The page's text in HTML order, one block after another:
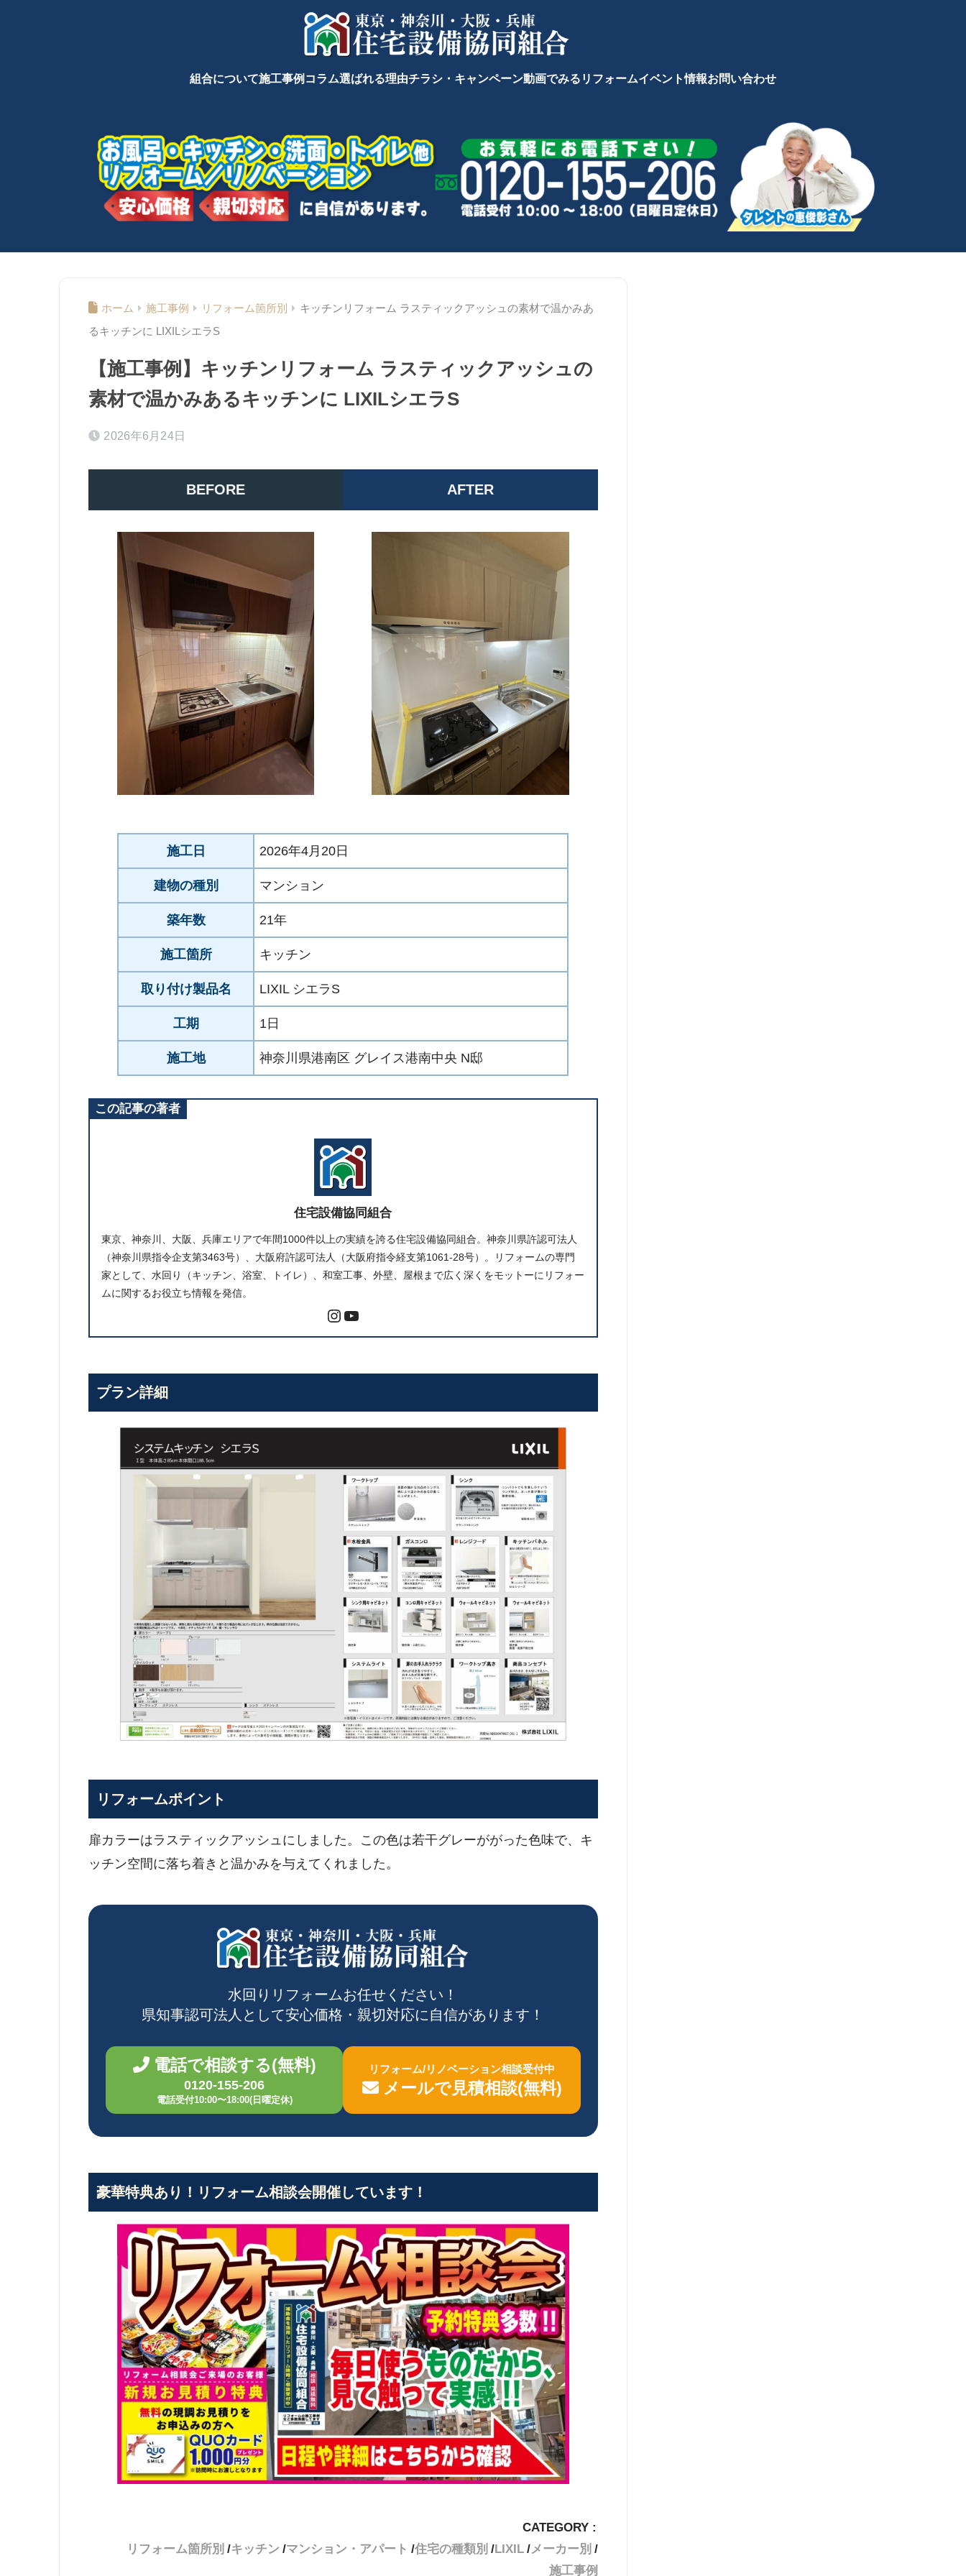
組合について施工事例 コラム選ばれる理由チラシ・キャンペーン動画でみるリフォームイベント情報お問い合わせ
ホーム 施工事例 リフォーム箇所別
キッチンリフォーム ラスティックアッシュの素材で温かみあ
るキッチンに LIXILシエラS
【施工事例】キッチンリフォーム ラスティックアッシュの
素材で温かみあるキッチンに LIXILシエラS
2026年6月24日
BEFORE AFTER
施工日 2026年4月20日
建物の種別 マンション
築年数 21年
施工箇所 キッチン
取り付け製品名 LIXIL シエラS
工期 1日
施工地 神奈川県港南区 グレイス港南中央 N邸
この記事の著者
住宅設備協同組合
東京、神奈川、大阪、兵庫エリアで年間1000件以上の実績を誇る住宅設備協同組合。神奈川県許認可法人
（神奈川県指令企支第3463号）、大阪府許認可法人（大阪府指令経支第1061-28号）。リフォームの専門
家として、水回り（キッチン、浴室、トイレ）、和室工事、外壁、屋根まで広く深くをモットーにリフォー
ムに関するお役立ち情報を発信。
プラン詳細
リフォームポイント
扉カラーはラスティックアッシュにしました。この色は若干グレーががった色味で、キ
ッチン空間に落ち着きと温かみを与えてくれました。
水回りリフォームお任せください！
県知事認可法人として安心価格・親切対応に自信があります！
電話で相談する(無料)
0120-155-206
電話受付10:00〜18:00(日曜定休)
リフォーム/リノベーション相談受付中
メールで見積相談(無料)
豪華特典あり！リフォーム相談会開催しています！
CATEGORY :
リフォーム箇所別
キッチン マンション・アパート 住宅の種類別 LIXIL メーカー別
施工事例